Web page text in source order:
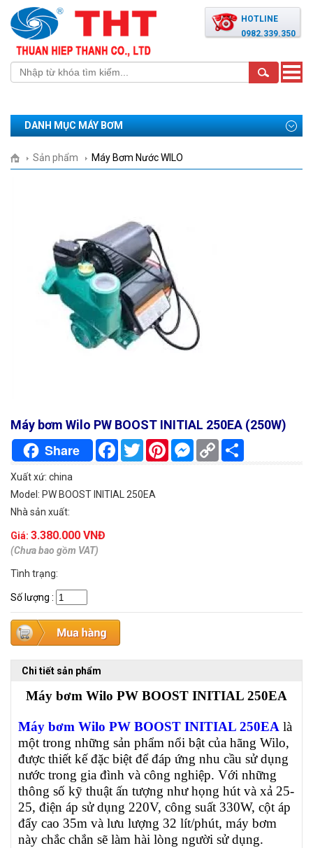
HOTLINE
0982.339.350
Toggle
DANH MỤC MÁY BƠM
Sản phẩm Máy Bơm Nước WILO
Máy bơm Wilo PW BOOST INITIAL 250EA (250W)
Share FacebookTwitterPinterestMessenger
Copy
Link
Xuất xứ: china
Model: PW BOOST INITIAL 250EA
Nhà sản xuất:
Giá: 3.380.000 VNĐ
(Chưa bao gồm VAT)
Tình trạng:
Số lượng :
Chi tiết sản phẩm
Máy bơm Wilo PW BOOST INITIAL 250EA
Máy bơm Wilo PW BOOST INITIAL 250EA là
một trong những sản phẩm nổi bật của hãng Wilo,
được thiết kế đặc biệt để đáp ứng nhu cầu sử dụng
nước trong gia đình và công nghiệp. Với những
thông số kỹ thuật ấn tượng như họng hút và xả 25-
25, điện áp sử dụng 220V, công suất 330W, cột áp
đẩy cao 35m và lưu lượng 32 lít/phút, máy bơm
này chắc chắn sẽ làm hài lòng người sử dụng.